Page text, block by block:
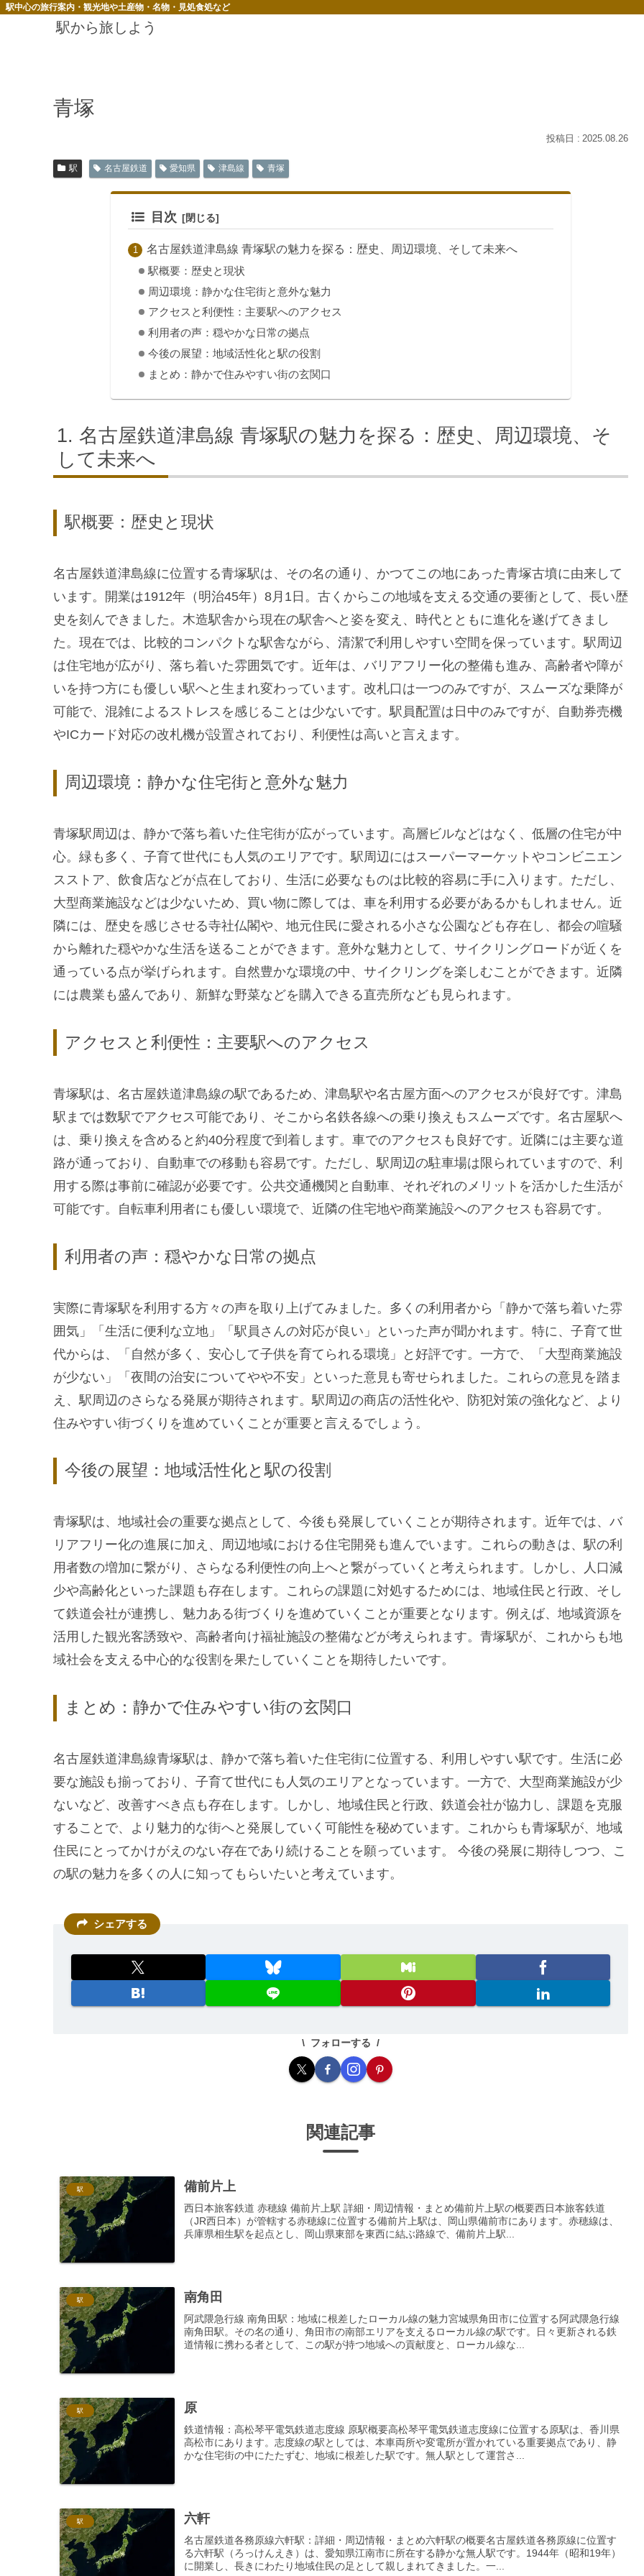
駅中心の旅行案内・観光地や土産物・名物・見処食処など
駅から旅しよう
青塚
2025.08.26
駅 名古屋鉄道 愛知県 津島線 青塚
目次
名古屋鉄道津島線 青塚駅の魅力を探る：歴史、周辺環境、そして未来へ
駅概要：歴史と現状
周辺環境：静かな住宅街と意外な魅力
アクセスと利便性：主要駅へのアクセス
利用者の声：穏やかな日常の拠点
今後の展望：地域活性化と駅の役割
まとめ：静かで住みやすい街の玄関口
名古屋鉄道津島線 青塚駅の魅力を探る：歴史、周辺環境、そ
して未来へ
駅概要：歴史と現状
名古屋鉄道津島線に位置する青塚駅は、その名の通り、かつてこの地にあった青塚古墳に由来して
います。開業は1912年（明治45年）8月1日。古くからこの地域を支える交通の要衝として、長い歴
史を刻んできました。木造駅舎から現在の駅舎へと姿を変え、時代とともに進化を遂げてきまし
た。現在では、比較的コンパクトな駅舎ながら、清潔で利用しやすい空間を保っています。駅周辺
は住宅地が広がり、落ち着いた雰囲気です。近年は、バリアフリー化の整備も進み、高齢者や障が
いを持つ方にも優しい駅へと生まれ変わっています。改札口は一つのみですが、スムーズな乗降が
可能で、混雑によるストレスを感じることは少ないです。駅員配置は日中のみですが、自動券売機
やICカード対応の改札機が設置されており、利便性は高いと言えます。
周辺環境：静かな住宅街と意外な魅力
青塚駅周辺は、静かで落ち着いた住宅街が広がっています。高層ビルなどはなく、低層の住宅が中
心。緑も多く、子育て世代にも人気のエリアです。駅周辺にはスーパーマーケットやコンビニエン
スストア、飲食店などが点在しており、生活に必要なものは比較的容易に手に入ります。ただし、
大型商業施設などは少ないため、買い物に際しては、車を利用する必要があるかもしれません。近
隣には、歴史を感じさせる寺社仏閣や、地元住民に愛される小さな公園なども存在し、都会の喧騒
から離れた穏やかな生活を送ることができます。意外な魅力として、サイクリングロードが近くを
通っている点が挙げられます。自然豊かな環境の中、サイクリングを楽しむことができます。近隣
には農業も盛んであり、新鮮な野菜などを購入できる直売所なども見られます。
アクセスと利便性：主要駅へのアクセス
青塚駅は、名古屋鉄道津島線の駅であるため、津島駅や名古屋方面へのアクセスが良好です。津島
駅までは数駅でアクセス可能であり、そこから名鉄各線への乗り換えもスムーズです。名古屋駅へ
は、乗り換えを含めると約40分程度で到着します。車でのアクセスも良好です。近隣には主要な道
路が通っており、自動車での移動も容易です。ただし、駅周辺の駐車場は限られていますので、利
用する際は事前に確認が必要です。公共交通機関と自動車、それぞれのメリットを活かした生活が
可能です。自転車利用者にも優しい環境で、近隣の住宅地や商業施設へのアクセスも容易です。
利用者の声：穏やかな日常の拠点
実際に青塚駅を利用する方々の声を取り上げてみました。多くの利用者から「静かで落ち着いた雰
囲気」「生活に便利な立地」「駅員さんの対応が良い」といった声が聞かれます。特に、子育て世
代からは、「自然が多く、安心して子供を育てられる環境」と好評です。一方で、「大型商業施設
が少ない」「夜間の治安についてやや不安」といった意見も寄せられました。これらの意見を踏ま
え、駅周辺のさらなる発展が期待されます。駅周辺の商店の活性化や、防犯対策の強化など、より
住みやすい街づくりを進めていくことが重要と言えるでしょう。
今後の展望：地域活性化と駅の役割
青塚駅は、地域社会の重要な拠点として、今後も発展していくことが期待されます。近年では、バ
リアフリー化の進展に加え、周辺地域における住宅開発も進んでいます。これらの動きは、駅の利
用者数の増加に繋がり、さらなる利便性の向上へと繋がっていくと考えられます。しかし、人口減
少や高齢化といった課題も存在します。これらの課題に対処するためには、地域住民と行政、そし
て鉄道会社が連携し、魅力ある街づくりを進めていくことが重要となります。例えば、地域資源を
活用した観光客誘致や、高齢者向け福祉施設の整備などが考えられます。青塚駅が、これからも地
域社会を支える中心的な役割を果たしていくことを期待したいです。
まとめ：静かで住みやすい街の玄関口
名古屋鉄道津島線青塚駅は、静かで落ち着いた住宅街に位置する、利用しやすい駅です。生活に必
要な施設も揃っており、子育て世代にも人気のエリアとなっています。一方で、大型商業施設が少
ないなど、改善すべき点も存在します。しかし、地域住民と行政、鉄道会社が協力し、課題を克服
することで、より魅力的な街へと発展していく可能性を秘めています。これからも青塚駅が、地域
住民にとってかけがえのない存在であり続けることを願っています。 今後の発展に期待しつつ、こ
の駅の魅力を多くの人に知ってもらいたいと考えています。
シェアする
フォローする
関連記事
駅 備前片上
西日本旅客鉄道 赤穂線 備前片上駅 詳細・周辺情報・まとめ備前片上駅の概要西日本旅客鉄道
（JR西日本）が管轄する赤穂線に位置する備前片上駅は、岡山県備前市にあります。赤穂線は、
兵庫県相生駅を起点とし、岡山県東部を東西に結ぶ路線で、備前片上駅...
駅 南角田
阿武隈急行線 南角田駅：地域に根差したローカル線の魅力宮城県角田市に位置する阿武隈急行線
南角田駅。その名の通り、角田市の南部エリアを支えるローカル線の駅です。日々更新される鉄
道情報に携わる者として、この駅が持つ地域への貢献度と、ローカル線な...
駅 原
鉄道情報：高松琴平電気鉄道志度線 原駅概要高松琴平電気鉄道志度線に位置する原駅は、香川県
高松市にあります。志度線の駅としては、本車両所や変電所が置かれている重要拠点であり、静
かな住宅街の中にたたずむ、地域に根差した駅です。無人駅として運営さ...
駅 六軒
名古屋鉄道各務原線六軒駅：詳細・周辺情報・まとめ六軒駅の概要名古屋鉄道各務原線に位置す
る六軒駅（ろっけんえき）は、愛知県江南市に所在する静かな無人駅です。1944年（昭和19年）
に開業し、長きにわたり地域住民の足として親しまれてきました。一...